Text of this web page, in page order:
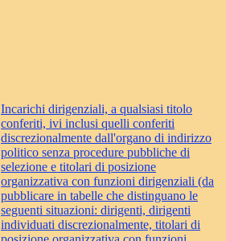
Incarichi dirigenziali, a qualsiasi titolo
conferiti, ivi inclusi quelli conferiti
discrezionalmente dall'organo di indirizzo
politico senza procedure pubbliche di
selezione e titolari di posizione
organizzativa con funzioni dirigenziali (da
pubblicare in tabelle che distinguano le
seguenti situazioni: dirigenti, dirigenti
individuati discrezionalmente, titolari di